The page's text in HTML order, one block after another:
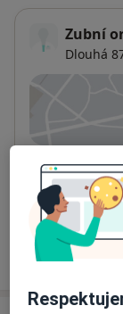
Zubní
Dlouhá
Dostupnost
Na této
Co mám v